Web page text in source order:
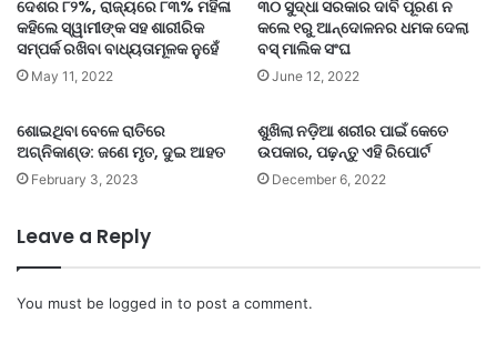
ଦେଶର ୮୨%, ରାଜ୍ୟରେ ୮୩% ମହିଳା
କହିଲେ ସ୍ୱାମୀଙ୍କ ସହ ଶାରୀରିକ
ସମ୍ପର୍କ ରଖିବା ବାଧ୍ୟତାମୂଳକ ନୁହେଁ
May 11, 2022
୩୦ ସୁଦ୍ଧା ସରକାର ଦାବି ପୂରଣ ନ
କଲେ ୧ରୁ ଆନ୍ଦୋଳନର ଧମକ ଦେଲା
ବସ୍ ମାଲିକ ସଂଘ
June 12, 2022
ଶୋଇଥିବା ବେଳେ ରାତିରେ
ଅଗ୍ନିକାଣ୍ଡ: ଜଣେ ମୃତ, ଦୁଇ ଆହତ
February 3, 2023
ଶୁଖିଲା ନଡ଼ିଆ ଶରୀର ପାଇଁ କେତେ
ଉପକାର, ପଢ଼ନ୍ତୁ ଏହି ରିପୋର୍ଟ
December 6, 2022
Leave a Reply
You must be logged in to post a comment.